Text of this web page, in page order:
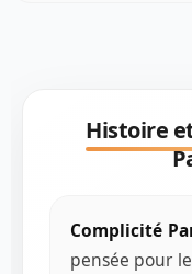
Histoire
Complicité
pensée pour